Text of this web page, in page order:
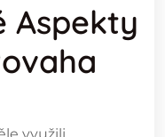
Aspekty